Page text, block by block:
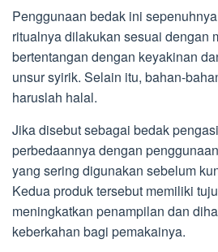
Penggunaan bedak ini
ritualnya dilakukan sesuai dengan
bertentangan dengan keyakinan
unsur syirik. Selain itu, bahan-
haruslah halal.
Jika disebut sebagai bedak
perbedaannya dengan
yang sering digunakan sebelum
Kedua produk tersebut memiliki
meningkatkan penampilan dan
keberkahan bagi pemakainya.